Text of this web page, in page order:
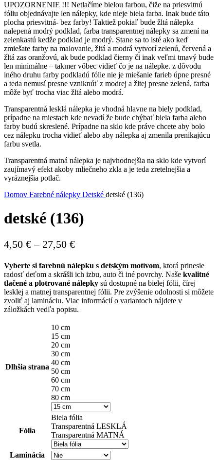
UPOZORNENIE !!! Netlačíme bielou farbou, čiže na priesvitnú
fóliu objednávajte len nálepky, kde nieje biela farba. Inak bude táto
plocha priesvitná- bez farby! Taktiež pokiaľ bude žltá nálepka
nalepená modrý podklad, farba transparentnej nálepky sa zmení na
zelenkastú kedže podklad je modrý. Stane sa to isté ako keď
zmiešate farby na malovanie, žltá a modrá vytvorí zelenú, červená a
žltá zas oranžovú, ak bude podklad čierny či inak veľmi tmavý bude
len minimálne – takmer vôbec vidieť čo je na nálepke. z dôvodu
iného druhu farby podkladú fólie nie je miešanie farieb úpne presné
a teda nemusí presne vzniknúť z modrej a žltej presne zelená, farba
môže byť trocha viac žltá alebo modrá.
Transparentná lesklá nálepka je vhodná hlavne na biely podklad,
prípadne na miestach kde nevadí že bude chýbať biela farba alebo
farby budú skreslené. Prípadne na sklo kde práve chcete aby bolo
cez nálepku trocha vidieť alebo aby nálepka aj zmenila prenikajúcu
farbu svetla.
Transparentná matná nálepka je najvhodnejšia na sklo kde vytvorí
zaujímavý efekt akoby mliečneho zkla a je teda zretelnejšia a
vyráznejšia potlač.
Domov Farebné nálepky Detské detské (136)
detské (136)
4,50 € – 27,50 €Price
4,50 €
through
27,50 €
Vyberte si farebnú nálepku s detským motívom, ktorá prinesie
radosť deťom a skrášli ich izbu, auto či iné povrchy. Naše kvalitné
tlačené a plotrované nálepky sú dostupné na bielej fólii, čírej
lesklej a matnej transparentnej fólii. Pre zvýšenie odolnosti si môžete
zvoliť aj lamináciu. Viac informácií o variantoch nájdete v
záložkách vedľa popisu.
Dlhšia strana
10 cm
15 cm
20 cm
30 cm
40 cm
50 cm
60 cm
70 cm
80 cm
Fólia
Biela fólia
Transparentná LESKLÁ
Transparentná MATNÁ
Laminácia